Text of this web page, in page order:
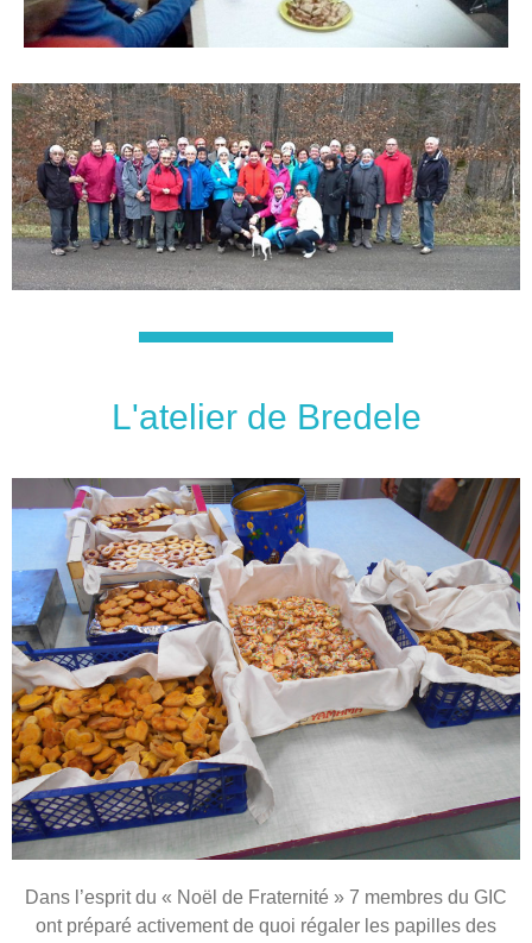
L'atelier de Bredele
Dans l’esprit du « Noël de Fraternité » 7 membres du GIC
ont préparé activement de quoi régaler les papilles des